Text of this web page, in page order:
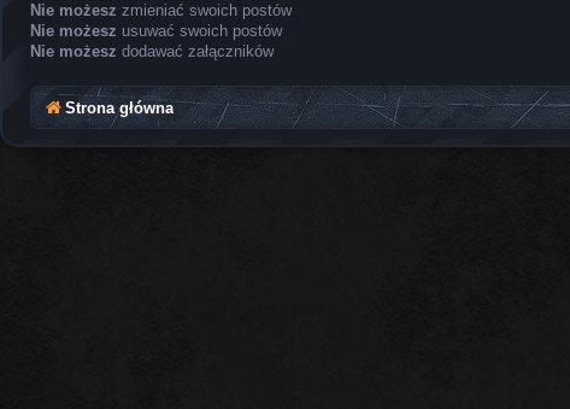
Nie możesz zmieniać swoich postów
Nie możesz usuwać swoich postów
Nie możesz dodawać załączników
Strona główna